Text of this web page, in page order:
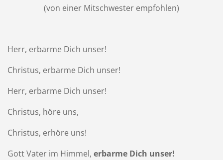
(von einer Mitschwester empfohlen)
Herr, erbarme Dich unser!
Christus, erbarme Dich unser!
Herr, erbarme Dich unser!
Christus, höre uns,
Christus, erhöre uns!
Gott Vater im Himmel, erbarme Dich unser!